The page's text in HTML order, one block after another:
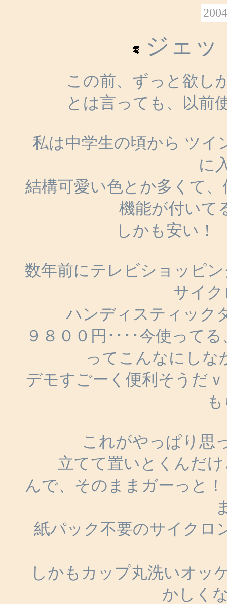
ジェッ
この前、ずっと欲し
とは言っても、以前
私は中学生の頃から ツイ
に
結構可愛い色とか多くて
機能が付いて
しかも安い
数年前にテレビショッピ
サイ
ハンディスティック
９８００円････今使って
ってこんなにし
デモすごーく便利そう
これがやっぱり思
立てて置いとくんだ
んで、そのままガーっと
紙パック不要のサイクロ
しかもカップ丸洗いオ
かしく